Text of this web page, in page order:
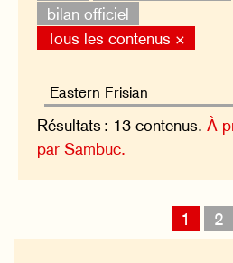
bilan officiel
Tous les contenus ×
Résultats : 13 contenus.À
par Sambuc.
1 2